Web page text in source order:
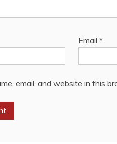
Email*
email, and website in this